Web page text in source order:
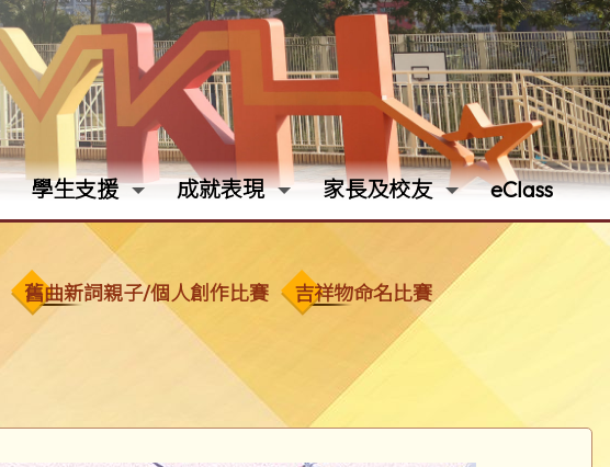
學生支援 成就表現 家長及校友 eClass
舊曲新詞親子/個人創作比賽 吉祥物命名比賽